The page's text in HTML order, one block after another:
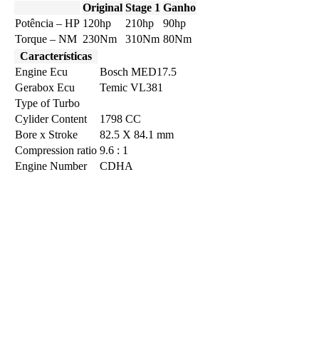
Original Stage 1 Ganho
Potência – HP 120hp 210hp
90hp
Torque – NM 230Nm 310Nm 80Nm
Características
Engine Ecu
Bosch MED17.5
Gerabox Ecu
Temic VL381
Type of Turbo
Cylider Content
1798 CC
Bore x Stroke
82.5 X 84.1 mm
Compression ratio 9.6 : 1
Engine Number
CDHA